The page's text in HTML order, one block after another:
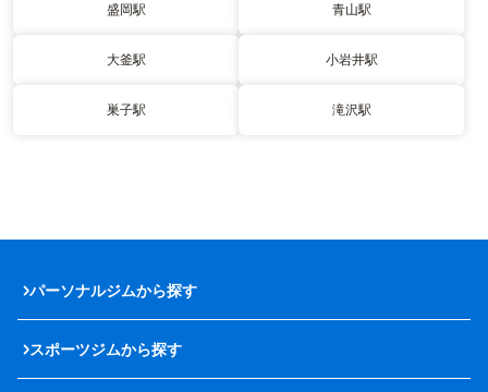
盛岡駅 青山駅
大釜駅 小岩井駅
巣子駅 滝沢駅
パーソナルジムから探す
スポーツジムから探す